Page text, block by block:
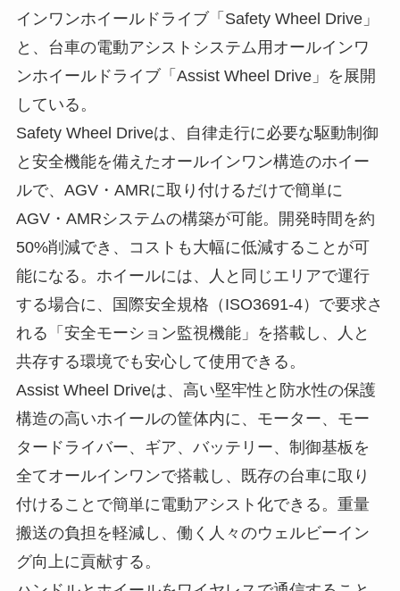
インワンホイールドライブ「Safety Wheel Drive」
と、台車の電動アシストシステム用オールインワ
ンホイールドライブ「Assist Wheel Drive」を展開
している。
Safety Wheel Driveは、自律走行に必要な駆動制御
と安全機能を備えたオールインワン構造のホイー
ルで、AGV・AMRに取り付けるだけで簡単に
AGV・AMRシステムの構築が可能。開発時間を約
50%削減でき、コストも大幅に低減することが可
能になる。ホイールには、人と同じエリアで運行
する場合に、国際安全規格（ISO3691-4）で要求さ
れる「安全モーション監視機能」を搭載し、人と
共存する環境でも安心して使用できる。
Assist Wheel Driveは、高い堅牢性と防水性の保護
構造の高いホイールの筐体内に、モーター、モー
タードライバー、ギア、バッテリー、制御基板を
全てオールインワンで搭載し、既存の台車に取り
付けることで簡単に電動アシスト化できる。重量
搬送の負担を軽減し、働く人々のウェルビーイン
グ向上に貢献する。